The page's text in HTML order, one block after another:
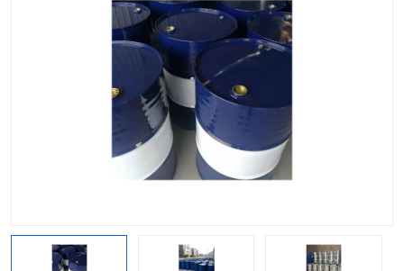
回收废清洗剂 上门回收废清洗剂